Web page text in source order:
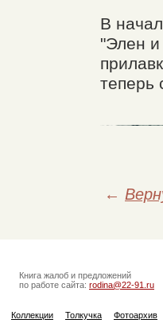
В
"Элен
теперь
←
Книга жалоб и предложений
по работе сайта: rodina@22-91.ru
Коллекции Толкучка Фотоархив